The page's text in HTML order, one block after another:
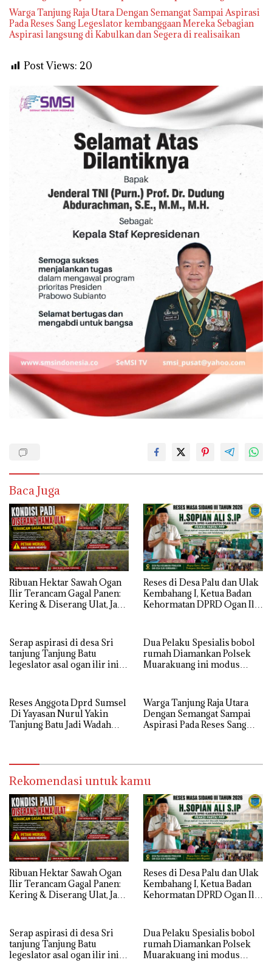
Warga Tanjung Raja Utara Dengan Semangat Sampai Aspirasi
Pada Reses Sang Legeslator kembanggaan Mereka Sebagian
Aspirasi langsung di Kabulkan dan Segera di realisaikan
Post Views: 20
Baca Juga
Ribuan Hektar Sawah Ogan
Ilir Terancam Gagal Panen:
Kering & Diserang Ulat, Janji
Reses di Desa Palu dan Ulak
Kembahang I, Ketua Badan
Kehormatan DPRD Ogan Ilir
Serap aspirasi di desa Sri
tanjung Tanjung Batu
legeslator asal ogan ilir ini
banjir jika musim hujan
Dua Pelaku Spesialis bobol
rumah Diamankan Polsek
Muarakuang ini modus
Reses Anggota Dprd Sumsel
Di Yayasan Nurul Yakin
Tanjung Batu Jadi Wadah
Warga Tanjung Raja Utara
Dengan Semangat Sampai
Aspirasi Pada Reses Sang
Segera di realisaikan
Rekomendasi untuk kamu
Ribuan Hektar Sawah Ogan
Ilir Terancam Gagal Panen:
Kering & Diserang Ulat, Janji
Reses di Desa Palu dan Ulak
Kembahang I, Ketua Badan
Kehormatan DPRD Ogan Ilir
Serap aspirasi di desa Sri
tanjung Tanjung Batu
legeslator asal ogan ilir ini
Dua Pelaku Spesialis bobol
rumah Diamankan Polsek
Muarakuang ini modus